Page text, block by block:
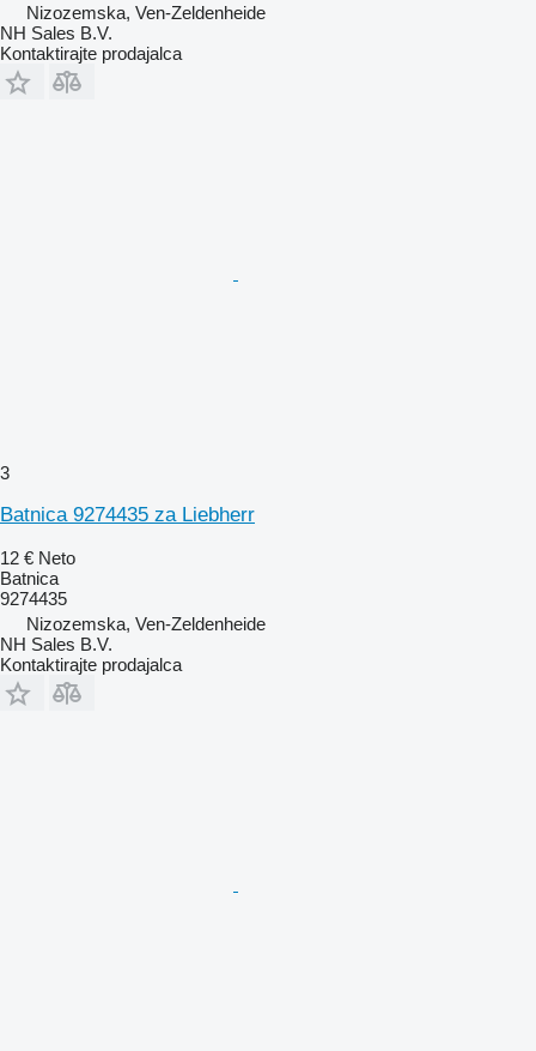
Nizozemska, Ven-Zeldenheide
NH Sales B.V.
Kontaktirajte prodajalca
3
Batnica 9274435 za Liebherr
12 € Neto
Batnica
9274435
Nizozemska, Ven-Zeldenheide
NH Sales B.V.
Kontaktirajte prodajalca